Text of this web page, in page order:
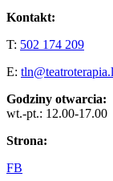
Kontakt:
T: 502 174 209
E:
Godziny otwarcia:
wt.-pt.: 12.00-17.00
Strona:
FB